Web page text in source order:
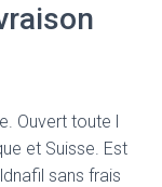
Ouvert toute l
et Suisse. Est
sans frais